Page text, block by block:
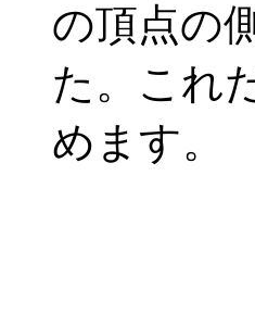
の頂点の
た。これ
めます。